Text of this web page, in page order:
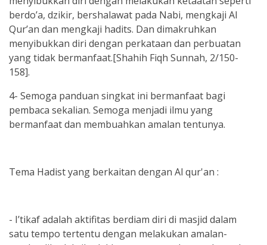
berdo’a, dzikir, bershalawat pada Nabi, mengkaji Al
Qur’an dan mengkaji hadits. Dan dimakruhkan
menyibukkan diri dengan perkataan dan perbuatan
yang tidak bermanfaat.[Shahih Fiqh Sunnah, 2/150-
158].
4- Semoga panduan singkat ini bermanfaat bagi
pembaca sekalian. Semoga menjadi ilmu yang
bermanfaat dan membuahkan amalan tentunya.
Tema Hadist yang berkaitan dengan Al qur'an :
- I’tikaf adalah aktifitas berdiam diri di masjid dalam
satu tempo tertentu dengan melakukan amalan-